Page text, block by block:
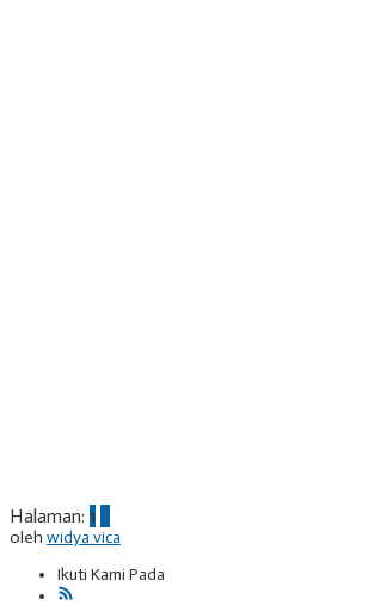
Halaman: 1
oleh widya vica
Ikuti Kami Pada